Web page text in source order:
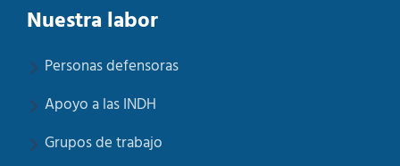
Nuestra labor
Personas defensoras
Apoyo a las INDH
Grupos de trabajo